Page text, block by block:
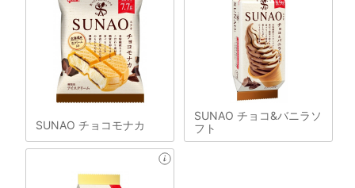
SUNAO チョコモナカ
SUNAO チョコ&バニラソ
フト